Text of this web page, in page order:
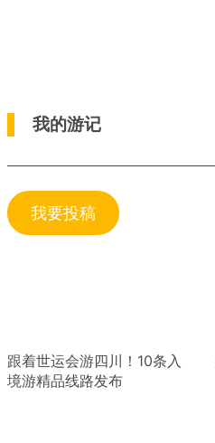
我的游记
我要投稿
跟着世运会游四川！10条入
境游精品线路发布